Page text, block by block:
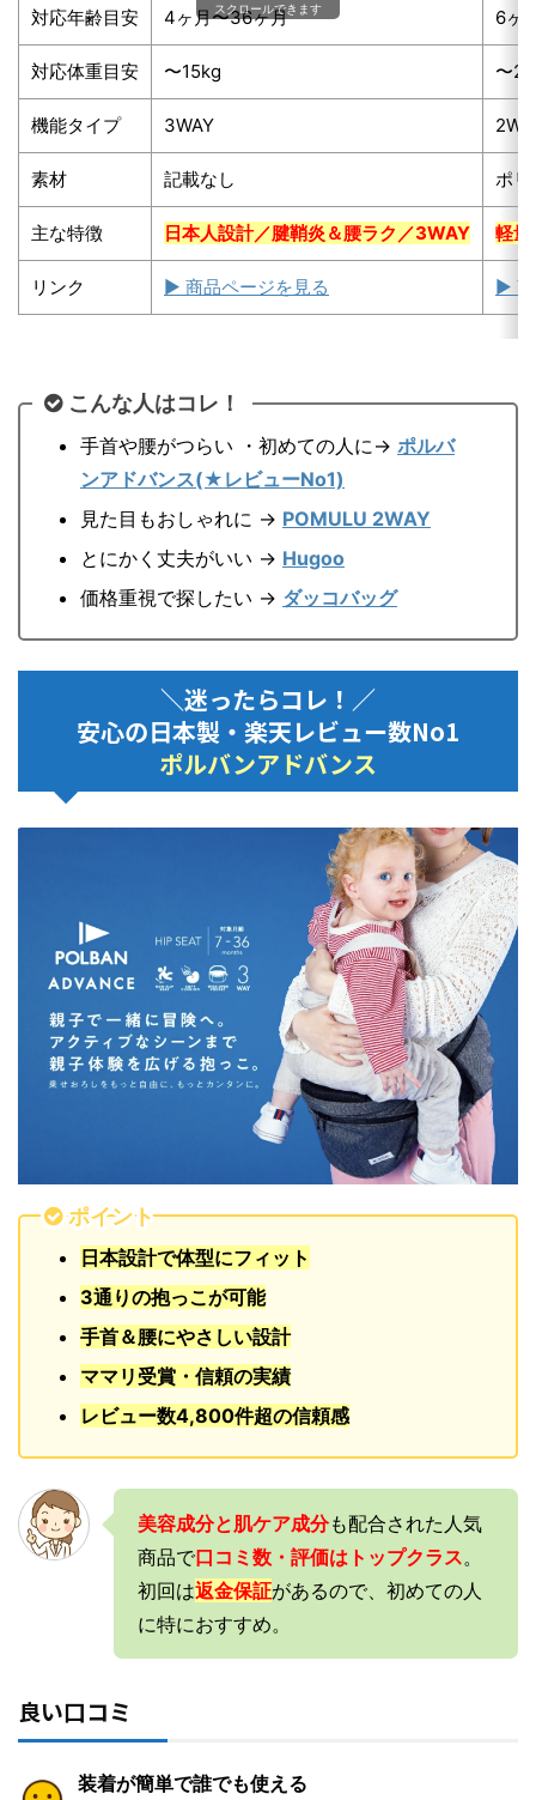
対応年齢目安 4ヶ月〜36ヶ月 6ヶ
対応体重目安 〜15kg 〜
機能タイプ 3WAY
素材 記載なし ポ
主な特徴 日本人設計／腱鞘炎＆腰ラク／3WAY 軽
リンク ▶ 商品ページを見る ▶ 商
スクロールできます
こんな人はコレ！
手首や腰がつらい ・初めての人に→ ポルバ
ンアドバンス(★レビューNo1)
見た目もおしゃれに → POMULU 2WAY
とにかく丈夫がいい → Hugoo
価格重視で探したい → ダッコバッグ
＼迷ったらコレ！／
安心の日本製・楽天レビュー数No1
ポルバンアドバンス
ポイント
日本設計で体型にフィット
3通りの抱っこが可能
手首＆腰にやさしい設計
ママリ受賞・信頼の実績
レビュー数4,800件超の信頼感
美容成分と肌ケア成分も配合された人気
商品で口コミ数・評価はトップクラス。
初回は返金保証があるので、初めての人
に特におすすめ。
良い口コミ
装着が簡単で誰でも使える